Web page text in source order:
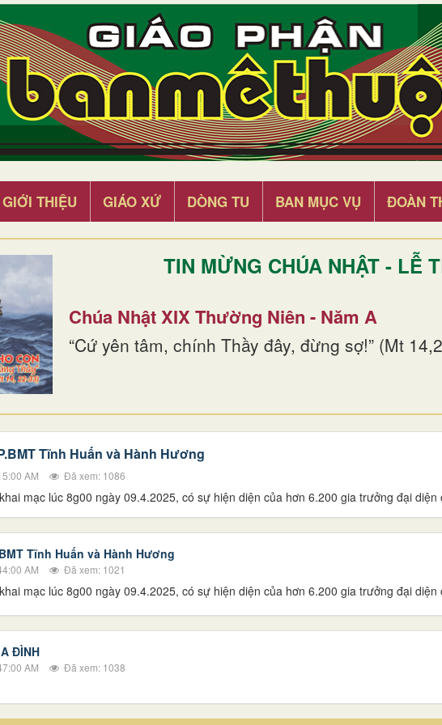
GIỚI THIỆU GIÁO XỨ DÒNG TU BAN MỤC VỤ ĐOÀN
TIN MỪNG CHÚA NHẬT - LỄ
Chúa Nhật XIX Thường Niên - Năm A
“Cứ yên tâm, chính Thầy đây, đừng sợ!” (Mt
Tĩnh Huấn và Hành Hương
AM Đã xem: 1086
mạc lúc 8g00 ngày 09.4.2025, có sự hiện diện của hơn 6.200 gia trưởng đại
Tĩnh Huấn và Hành Hương
AM Đã xem: 1021
mạc lúc 8g00 ngày 09.4.2025, có sự hiện diện của hơn 6.200 gia trưởng đại
ĐÌNH
AM Đã xem: 1038